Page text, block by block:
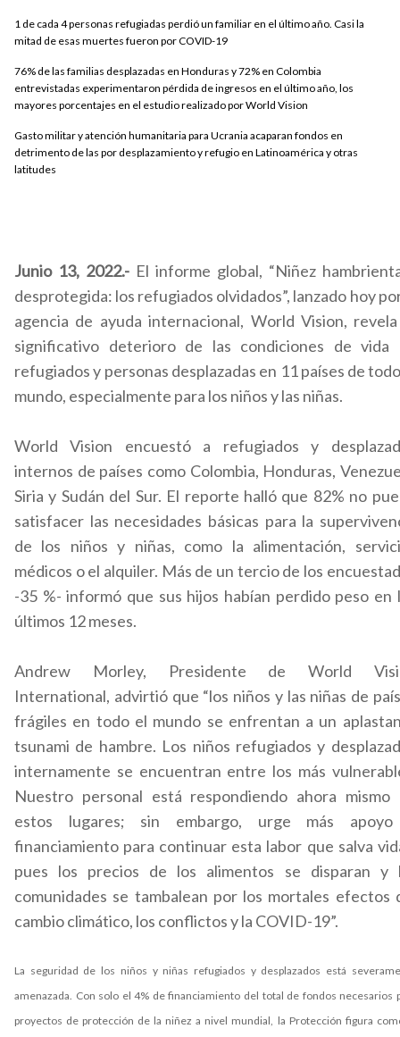
1 de cada 4 personas refugiadas perdió un familiar en el último año. Casi la
mitad de esas muertes fueron por COVID-19
76% de las familias desplazadas en Honduras y 72% en Colombia
entrevistadas experimentaron pérdida de ingresos en el último año, los
mayores porcentajes en el estudio realizado por World Vision
Gasto militar y atención humanitaria para Ucrania acaparan fondos en
detrimento de las por desplazamiento y refugio en Latinoamérica y otras
latitudes
Junio 13, 2022.-El informe global, “Niñez
desprotegida: los refugiados olvidados”, lanzado hoy
agencia de ayuda internacional, World Vision,
significativo deterioro de las condiciones de vida
refugiados y personas desplazadas en 11 países de
mundo, especialmente para los niños y las niñas.
World Vision encuestó a refugiados y
internos de países como Colombia, Honduras,
Siria y Sudán del Sur. El reporte halló que 82% no
satisfacer las necesidades básicas para la
de los niños y niñas, como la alimentación,
médicos o el alquiler. Más de un tercio de los
-35 %- informó que sus hijos habían perdido peso en
últimos 12 meses.
Andrew Morley, Presidente de World
International, advirtió que “los niños y las niñas de
frágiles en todo el mundo se enfrentan a un
tsunami de hambre. Los niños refugiados y
internamente se encuentran entre los más
Nuestro personal está respondiendo ahora mismo
estos lugares; sin embargo, urge más
financiamiento para continuar esta labor que salva
pues los precios de los alimentos se disparan y
comunidades se tambalean por los mortales efectos
cambio climático, los conflictos y la COVID-19”.
La seguridad de los niños y niñas refugiados y desplazados está
amenazada. Con solo el 4% de financiamiento del total de fondos necesarios
proyectos de protección de la niñez a nivel mundial, la Protección figura